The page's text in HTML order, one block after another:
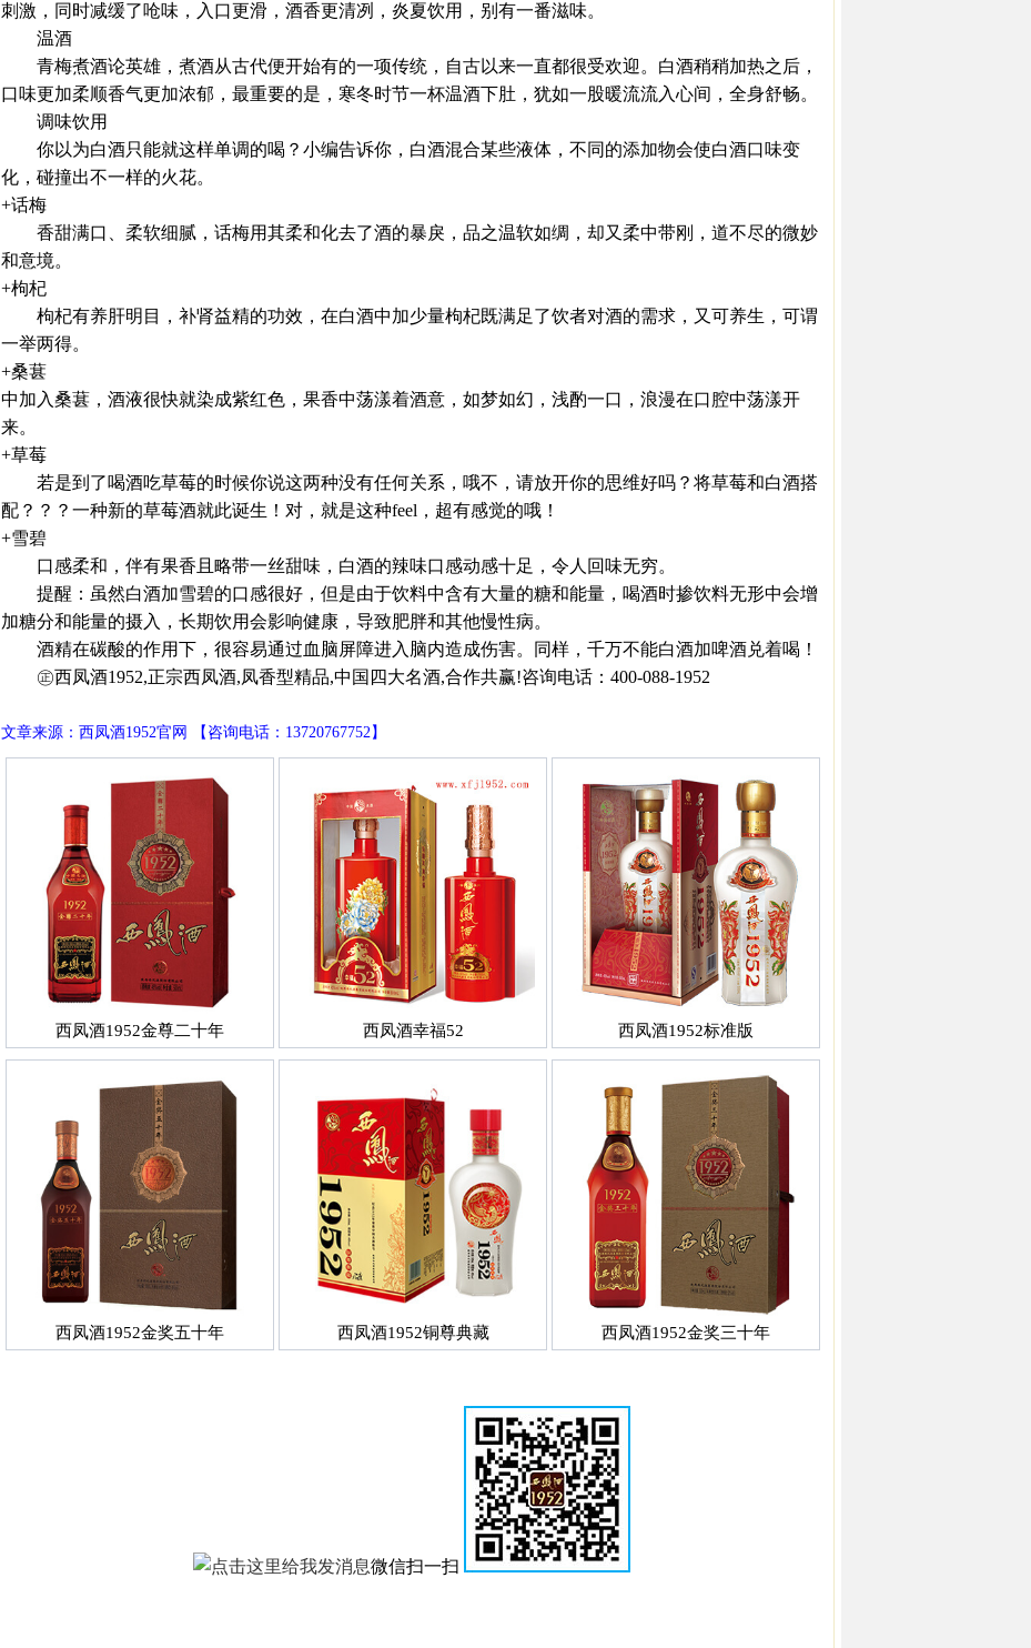
刺激，同时减缓了呛味，入口更滑，酒香更清冽，炎夏饮用，别有一番滋味。
温酒
青梅煮酒论英雄，煮酒从古代便开始有的一项传统，自古以来一直都很受欢迎。白酒稍稍加热之后，
口味更加柔顺香气更加浓郁，最重要的是，寒冬时节一杯温酒下肚，犹如一股暖流流入心间，全身舒畅。
调味饮用
你以为白酒只能就这样单调的喝？小编告诉你，白酒混合某些液体，不同的添加物会使白酒口味变
化，碰撞出不一样的火花。
+话梅
香甜满口、柔软细腻，话梅用其柔和化去了酒的暴戾，品之温软如绸，却又柔中带刚，道不尽的微妙
和意境。
+枸杞
枸杞有养肝明目，补肾益精的功效，在白酒中加少量枸杞既满足了饮者对酒的需求，又可养生，可谓
一举两得。
+桑葚
中加入桑葚，酒液很快就染成紫红色，果香中荡漾着酒意，如梦如幻，浅酌一口，浪漫在口腔中荡漾开
来。
+草莓
若是到了喝酒吃草莓的时候你说这两种没有任何关系，哦不，请放开你的思维好吗？将草莓和白酒搭
配？？？一种新的草莓酒就此诞生！对，就是这种feel，超有感觉的哦！
+雪碧
口感柔和，伴有果香且略带一丝甜味，白酒的辣味口感动感十足，令人回味无穷。
提醒：虽然白酒加雪碧的口感很好，但是由于饮料中含有大量的糖和能量，喝酒时掺饮料无形中会增
加糖分和能量的摄入，长期饮用会影响健康，导致肥胖和其他慢性病。
酒精在碳酸的作用下，很容易通过血脑屏障进入脑内造成伤害。同样，千万不能白酒加啤酒兑着喝！
㊣西凤酒1952,正宗西凤酒,凤香型精品,中国四大名酒,合作共赢!咨询电话：400-088-1952
文章来源：西凤酒1952官网 【咨询电话：13720767752】
西凤酒1952金尊二十年 西凤酒幸福52 西凤酒1952标准版
西凤酒1952金奖五十年 西凤酒1952铜尊典藏 西凤酒1952金奖三十年
微信扫一扫